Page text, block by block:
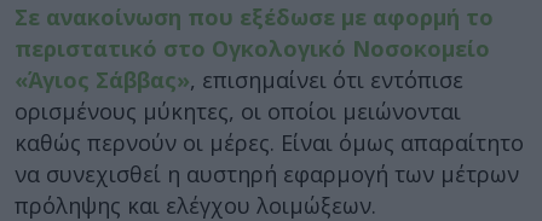
Σε ανακοίνωση που εξέδωσε με αφορμή το
περιστατικό στο Ογκολογικό Νοσοκομείο
«Άγιος Σάββας», επισημαίνει ότι εντόπισε
ορισμένους μύκητες, οι οποίοι μειώνονται
καθώς περνούν οι μέρες. Είναι όμως απαραίτητο
να συνεχισθεί η αυστηρή εφαρμογή των μέτρων
πρόληψης και ελέγχου λοιμώξεων.